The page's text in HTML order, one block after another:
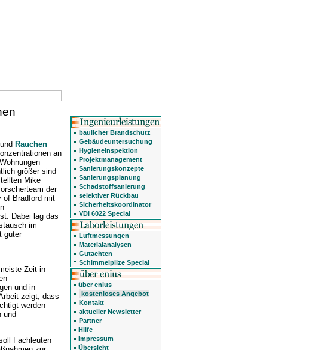
Rauchen
an
größer sind
Mike
der
of Bradford mit
Dabei lag das
im
guter
Zeit in
und in
zeigt, dass
werden
und
Fachleuten
baulicher Brandschutz
Gebäudeuntersuchung
Hygieneinspektion
Projektmanagement
Sanierungskonzepte
Sanierungsplanung
Schadstoffsanierung
selektiver Rückbau
Sicherheitskoordinator
VDI 6022 Special
Luftmessungen
Materialanalysen
Gutachten
Schimmelpilze Special
über enius
kostenloses Angebot
Kontakt
aktueller Newsletter
Partner
Hilfe
Impressum
Übersicht